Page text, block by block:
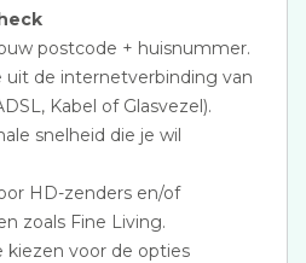
postcode + huisnummer.
uit de internetverbinding van
Kabel of Glasvezel).
snelheid die je wil
HD-zenders en/of
zoals Fine Living.
kiezen voor de opties